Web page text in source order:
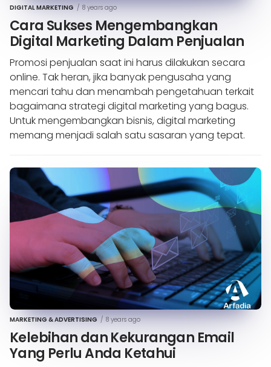
DIGITAL MARKETING / 8 years ago
Cara Sukses Mengembangkan
Digital Marketing Dalam Penjualan
Promosi penjualan saat ini harus dilakukan secara
online. Tak heran, jika banyak pengusaha yang
mencari tahu dan menambah pengetahuan terkait
bagaimana strategi digital marketing yang bagus.
Untuk mengembangkan bisnis, digital marketing
memang menjadi salah satu sasaran yang tepat.
MARKETING & ADVERTISING / 8 years ago
Kelebihan dan Kekurangan Email
Yang Perlu Anda Ketahui